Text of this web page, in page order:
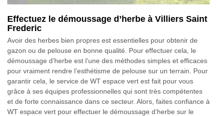
Effectuez le démoussage d’herbe à Villiers Saint
Frederic
Avoir des herbes bien propres est essentielles pour obtenir de
gazon ou de pelouse en bonne qualité. Pour effectuer cela, le
démoussage d’herbe est l’une des méthodes simples et efficaces
pour vraiment rendre l’esthétisme de pelouse sur un terrain. Pour
garantir cela, le service de WT espace vert est fait pour vous
grâce à ses équipes professionnelles qui sont très compétentes
et de forte connaissance dans ce secteur. Alors, faites confiance à
WT espace vert pour effectuer le démoussage d’herbe sur le